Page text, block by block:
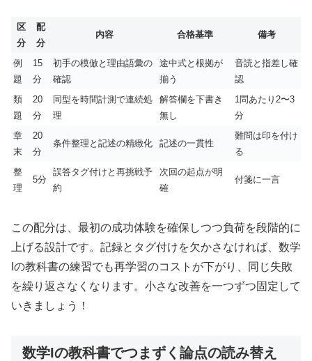
区
分
配
分
内容 合格基準 備考
例
題
15
分
初手の模倣と理由語彙の
確認
途中式と根拠が
揃う
音読と指差し確
認
類
題
20
分
同型を時間計測で連続処
理
解答欄を下書き
無し
1問あたり2〜3
分
章
末
20
分
条件整理と記述の精緻化 記述の一貫性
難問は印を付け
る
整
理
5分
誤答タグ付けと再挑戦予
約
次回の起点が明
確
付箋に一言
この配分は、最初の成功体験を確保しつつ負荷を段階的に
上げる設計です。記録とタグ付けを欠かさなければ、数学
Iの教科書の練習でも再学習のコストが下がり、同じ失敗
を繰り返さなくなります。小さな改善を一つずつ固定して
いきましょう！
数学Iの教科書でつまずく論点の読み替え